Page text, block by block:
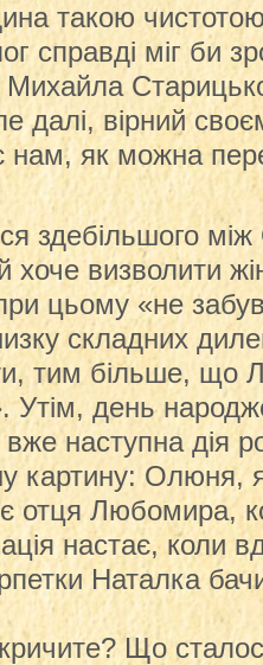
такою
справді міг би
Михайла
далі, вірний
нам, як можна
здебільшого
визволити
цьому «не
складних
тим більше, що
Утім, день
наступна дія
картину: Олюня,
отця Любомира,
настає, коли
Наталка
Що